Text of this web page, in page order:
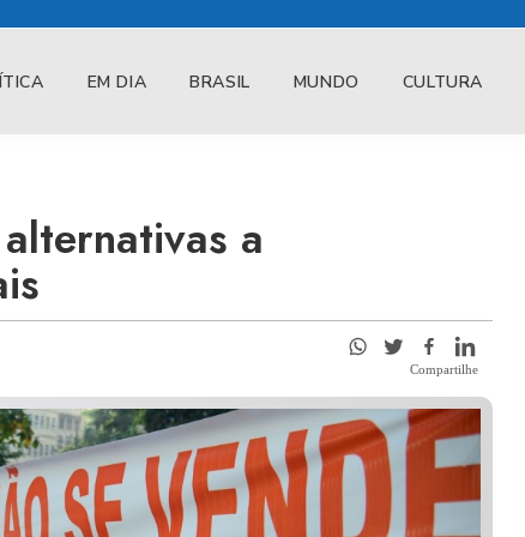
EM DIA BRASIL MUNDO CULTURA
a
Compartilhe